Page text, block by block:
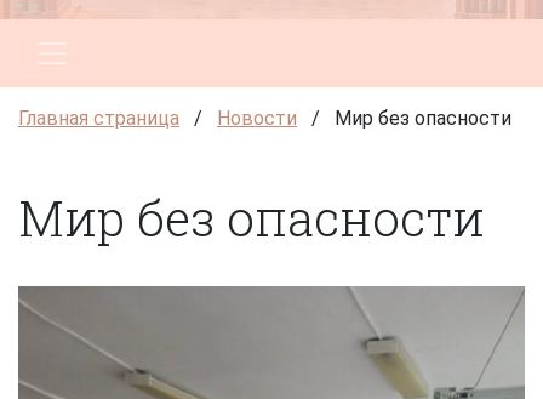
Главная страница / Новости / Мир без опасности
Мир без опасности